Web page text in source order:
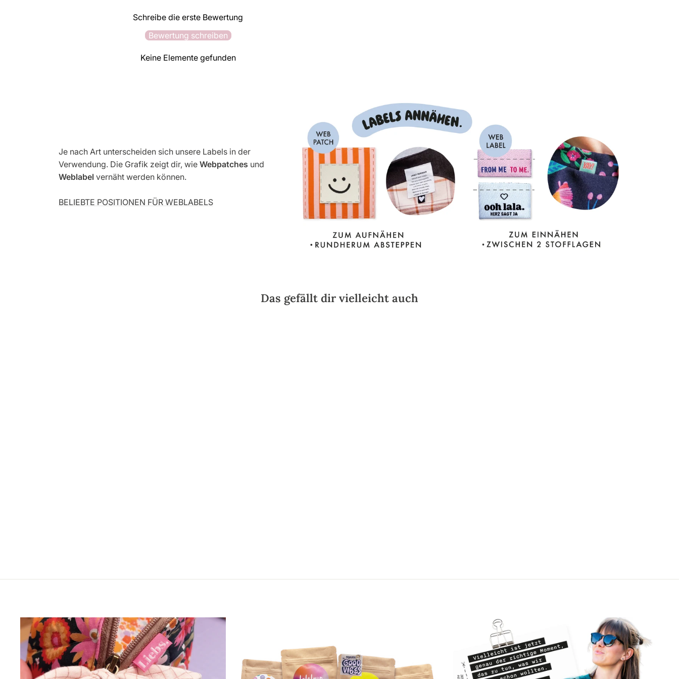
Schreibe die erste Bewertung
Bewertung schreiben
Keine Elemente gefunden
Je nach Art unterscheiden sich unsere Labels in der
Verwendung. Die Grafik zeigt dir, wie Webpatches und
Weblabel vernäht werden können.
BELIEBTE POSITIONEN FÜR WEBLABELS
Das gefällt dir vielleicht auch